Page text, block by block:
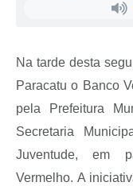
Na tarde desta
Paracatu o Banco
pela Prefeitura
Secretaria
Juventude, em
Vermelho. A